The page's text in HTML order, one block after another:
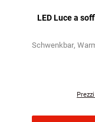
LED Luce a
Schwenkbar